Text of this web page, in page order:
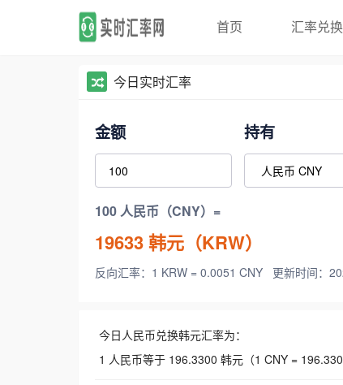
首页 汇率兑换
今日实时汇率
金额 持有
100 人民币（CNY）=
19633韩元（KRW）
反向汇率：1 KRW = 0.0051 CNY 更新时间：
今日人民币兑换韩元汇率为：
1 人民币等于 196.3300 韩元（1 CNY =